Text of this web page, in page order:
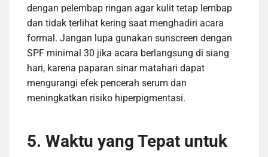
dengan pelembap ringan agar kulit tetap lembap
dan tidak terlihat kering saat menghadiri acara
formal. Jangan lupa gunakan sunscreen dengan
SPF minimal 30 jika acara berlangsung di siang
hari, karena paparan sinar matahari dapat
mengurangi efek pencerah serum dan
meningkatkan risiko hiperpigmentasi.
5. Waktu yang Tepat untuk